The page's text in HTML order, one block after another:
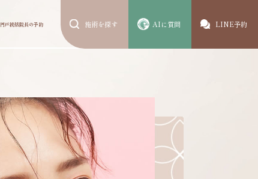
円戸統括院長の予約 施術を探す AIに質問 LINE予約